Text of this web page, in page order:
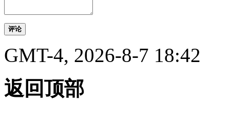
评论
GMT-4, 2026-8-7 18:42
返回顶部